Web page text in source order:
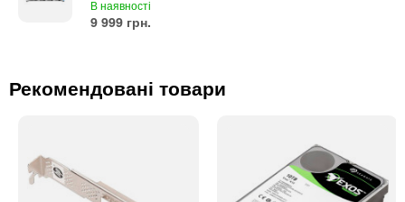
В наявності
9 999 грн.
Рекомендовані товари